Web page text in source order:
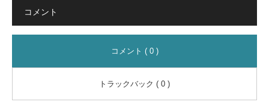
コメント
コメント ( 0 )
トラックバック ( 0 )